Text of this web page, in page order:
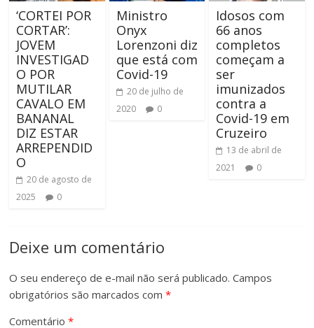
‘CORTEI POR
CORTAR’:
JOVEM
INVESTIGAD
O POR
MUTILAR
CAVALO EM
BANANAL
DIZ ESTAR
ARREPENDID
O
20 de agosto de
2025
0
Ministro
Onyx
Lorenzoni diz
que está com
Covid-19
20 de julho de
2020
0
Idosos com
66 anos
completos
começam a
ser
imunizados
contra a
Covid-19 em
Cruzeiro
13 de abril de
2021
0
Deixe um comentário
O seu endereço de e-mail não será publicado. Campos
obrigatórios são marcados com*
Comentário*